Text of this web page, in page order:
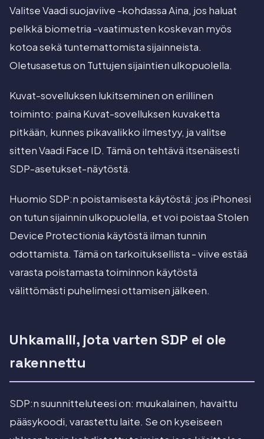
Valitse Vaadi suojaviive -kohdassa Aina, jos haluat
pelkkä biometria -vaatimusten koskevan myös
kotoa sekä tuntemattomista sijainneista.
Oletusasetus on Tuttujen sijaintien ulkopuolella.
Kuvat-sovelluksen lukitseminen on erillinen
toiminto: paina Kuvat-sovelluksen kuvaketta
pitkään, kunnes pikavalikko ilmestyy, ja valitse
sitten Vaadi Face ID. Tämä on tehtävä itsenäisesti
SDP-asetukset-näytöstä.
Huomio SDP:n poistamisesta käytöstä: jos iPhonesi
on tutun sijainnin ulkopuolella, et voi poistaa Stolen
Device Protectionia käytöstä ilman tunnin
odottamista. Tämä on tarkoituksellista - viive estää
varasta poistamasta toiminnon käytöstä
välittömästi puhelimesi ottamisen jälkeen.
Uhkamalli, jota varten SDP ei ole
rakennettu
SDP:n suunnitteluteesi on: muukalainen, havaittu
pääsykoodi, varastettu laite. Se on kyseiseen